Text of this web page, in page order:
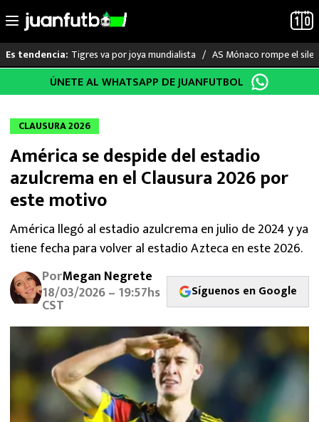
al
Es tendencia: Tigres va por joya mundialista AS Mónaco rompe el
LO ÚLTIMO
LIGA MX
RAYADOS
PUMAS
ATLANTE
FUTBOL INTERNACIONAL
MEXICANOS EN EL EXTRANJERO
FUTBOL ESTUFA
FÓRMULA 1
ÚNETE AL WHATSAPP DE JUANFUTBOL
CLAUSURA 2026
América se despide del estadio
azulcrema en el Clausura 2026 por
este motivo
América llegó al estadio azulcrema en julio de 2024 y ya
tiene fecha para volver al estadio Azteca en este 2026.
PorMegan Negrete
18/03/2026 – 19:57hs
CST
Síguenos en Google